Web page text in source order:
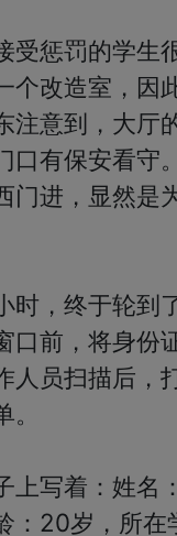
受惩罚的学生
个改造室，因
注意到，大厅
口有保安看守
门进，显然是
时，终于轮到
口前，将身份
人员扫描后，
上写着：姓名
：20岁，所在